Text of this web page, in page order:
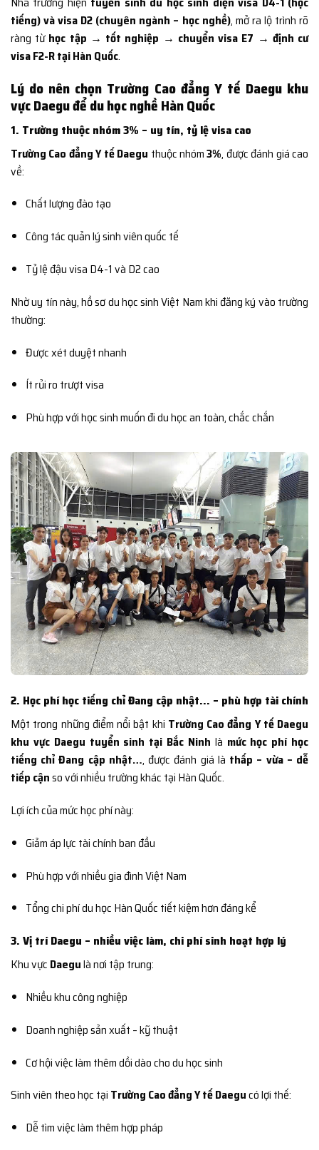
tiếng) và visa D2 (chuyên ngành – học nghề), mở ra lộ trình rõ
ràng từ học tập → tốt nghiệp → chuyển visa E7 → định cư
visa F2-R tại Hàn Quốc.
Lý do nên chọn Trường Cao đẳng Y tế Daegu khu
vực Daegu để du học nghề Hàn Quốc
1. Trường thuộc nhóm 3% – uy tín, tỷ lệ visa cao
Trường Cao đẳng Y tế Daegu thuộc nhóm3%, được đánh giá cao
về:
Chất lượng đào tạo
Công tác quản lý sinh viên quốc tế
Tỷ lệ đậu visa D4-1 và D2 cao
Nhờ uy tín này, hồ sơ du học sinh Việt Nam khi đăng ký vào trường
thường:
Được xét duyệt nhanh
Ít rủi ro trượt visa
Phù hợp với học sinh muốn đi du học an toàn, chắc chắn
2. Học phí học tiếng chỉ Đang cập nhật… – phù hợp tài chính
Một trong những điểm nổi bật khi Trường Cao đẳng Y tế Daegu
khu vực Daegu tuyển sinh tại Bắc Ninh là mức học phí học
tiếng chỉ Đang cập nhật…, được đánh giá là thấp – vừa – dễ
tiếp cậnso với nhiều trường khác tại Hàn Quốc.
Lợi ích của mức học phí này:
Giảm áp lực tài chính ban đầu
Phù hợp với nhiều gia đình Việt Nam
Tổng chi phí du học Hàn Quốc tiết kiệm hơn đáng kể
3. Vị trí Daegu – nhiều việc làm, chi phí sinh hoạt hợp lý
Khu vực Daegulà nơi tập trung:
Nhiều khu công nghiệp
Doanh nghiệp sản xuất – kỹ thuật
Cơ hội việc làm thêm dồi dào cho du học sinh
Sinh viên theo học tại Trường Cao đẳng Y tế Daegucó lợi thế:
Dễ tìm việc làm thêm hợp pháp